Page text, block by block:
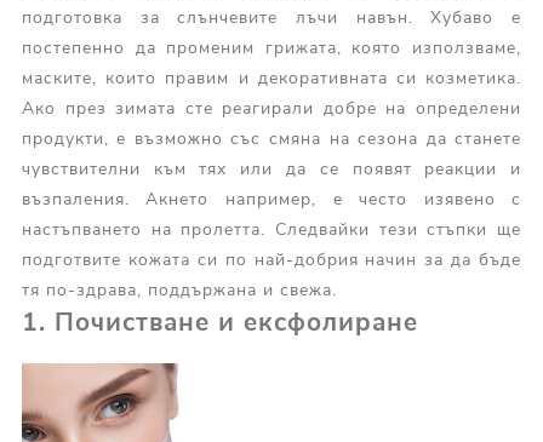
подготовка за слънчевите лъчи навън. Хубаво е
постепенно да променим грижата, която използваме,
маските, които правим и декоративната си козметика.
Ако през зимата сте реагирали добре на определени
продукти, е възможно със смяна на сезона да станете
чувствителни към тях или да се появят реакции и
възпаления. Акнето например, е често изявено с
настъпването на пролетта. Следвайки тези стъпки ще
подготвите кожата си по най-добрия начин за да бъде
тя по-здрава, поддържана и свежа.
1. Почистване и ексфолиране